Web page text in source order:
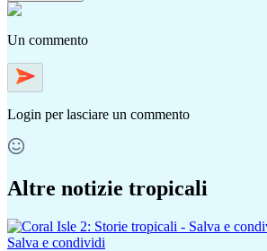
Un commento
Login per lasciare un commento
Altre notizie tropicali
Salva e condividi